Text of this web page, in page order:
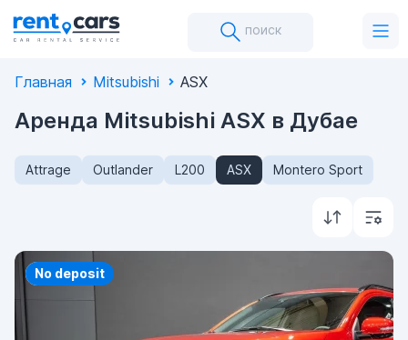
поиск
Главная Mitsubishi ASX
Аренда Mitsubishi ASX в Дубае
Attrage Outlander L200 ASX Montero Sport
Priority
No deposit